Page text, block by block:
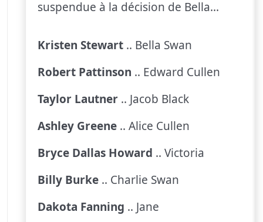
suspendue à la décision de Bella...
Kristen Stewart .. Bella Swan
Robert Pattinson .. Edward Cullen
Taylor Lautner .. Jacob Black
Ashley Greene .. Alice Cullen
Bryce Dallas Howard .. Victoria
Billy Burke .. Charlie Swan
Dakota Fanning .. Jane